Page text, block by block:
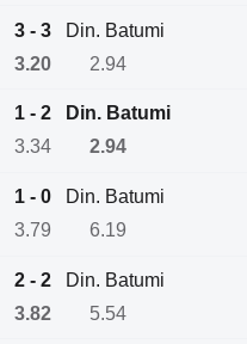
3 - 3
Din. Batumi
3.20 2.94
1 - 2
Din. Batumi
3.34 2.94
1 - 0
Din. Batumi
3.79 6.19
2 - 2
Din. Batumi
3.82 5.54